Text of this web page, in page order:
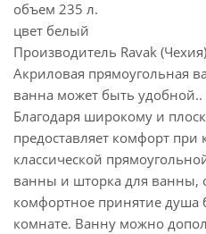
объем 235 л.
цвет белый
Производитель Ravak (Чехия)
Акриловая прямоугольная
ванна может быть удобной..
Благодаря широкому и
предоставляет комфорт
классической
ванны и шторка для ванны,
комфортное принятие душа
комнате. Ванну можно